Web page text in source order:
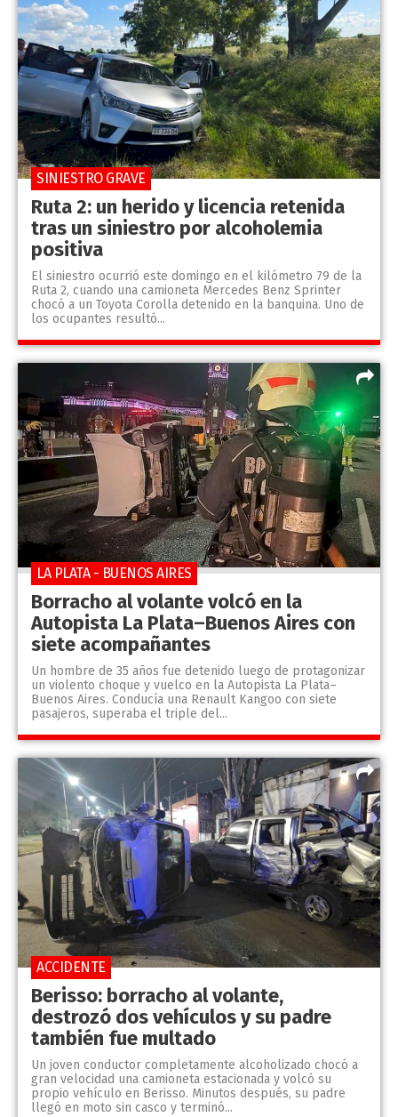
Ruta 2: un herido y licencia retenida
tras un siniestro por alcoholemia
positiva
El siniestro ocurrió este domingo en el kilómetro 79 de la
Ruta 2, cuando una camioneta Mercedes Benz Sprinter
chocó a un Toyota Corolla detenido en la banquina. Uno de
los ocupantes resultó...
SINIESTRO GRAVE
Borracho al volante volcó en la
Autopista La Plata–Buenos Aires con
siete acompañantes
Un hombre de 35 años fue detenido luego de protagonizar
un violento choque y vuelco en la Autopista La Plata–
Buenos Aires. Conducía una Renault Kangoo con siete
pasajeros, superaba el triple del...
LA PLATA - BUENOS AIRES
Berisso: borracho al volante,
destrozó dos vehículos y su padre
también fue multado
Un joven conductor completamente alcoholizado chocó a
gran velocidad una camioneta estacionada y volcó su
propio vehículo en Berisso. Minutos después, su padre
llegó en moto sin casco y terminó...
ACCIDENTE